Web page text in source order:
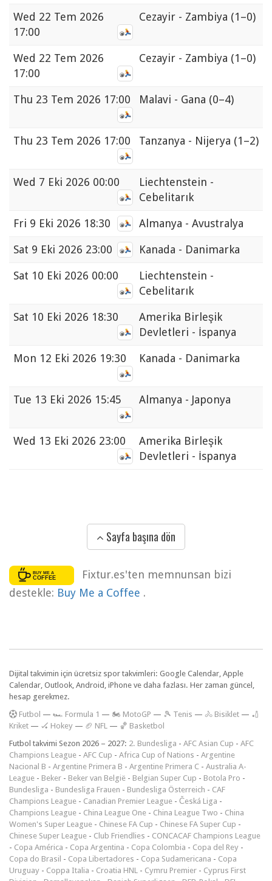
Wed 22 Tem 2026
17:00
Cezayir - Zambiya (1–0)
Wed 22 Tem 2026
17:00
Cezayir - Zambiya (1–0)
Thu 23 Tem 2026 17:00 Malavi - Gana (0–4)
Thu 23 Tem 2026 17:00 Tanzanya - Nijerya (1–2)
Wed 7 Eki 2026 00:00
Liechtenstein -
Cebelitarık
Fri 9 Eki 2026 18:30 Almanya - Avustralya
Sat 9 Eki 2026 23:00 Kanada - Danimarka
Sat 10 Eki 2026 00:00
Liechtenstein -
Cebelitarık
Sat 10 Eki 2026 18:30
Amerika Birleşik
Devletleri - İspanya
Mon 12 Eki 2026 19:30 Kanada - Danimarka
Tue 13 Eki 2026 15:45 Almanya - Japonya
Wed 13 Eki 2026 23:00
Amerika Birleşik
Devletleri - İspanya
Sayfa başına dön
Fixtur.es'ten memnunsan bizi
destekle: Buy Me a Coffee .
Dijital takvimin için ücretsiz spor takvimleri: Google Calendar, Apple
Calendar, Outlook, Android, iPhone ve daha fazlası. Her zaman güncel,
hesap gerekmez.
Futbol — 🏎️ Formula 1 — 🏍 MotoGP — 🎾 Tenis — 🚴 Bisiklet — 🏏
Kriket — 🏑 Hokey — 🏈 NFL — 🏀 Basketbol
Futbol takvimi Sezon 2026 – 2027: 2. Bundesliga - AFC Asian Cup - AFC
Champions League - AFC Cup - Africa Cup of Nations - Argentine
Nacional B - Argentine Primera B - Argentine Primera C - Australia A-
League - Beker - Beker van België - Belgian Super Cup - Botola Pro -
Bundesliga - Bundesliga Frauen - Bundesliga Österreich - CAF
Champions League - Canadian Premier League - Česká Liga -
Champions League - China League One - China League Two - China
Women's Super League - Chinese FA Cup - Chinese FA Super Cup -
Chinese Super League - Club Friendlies - CONCACAF Champions League
- Copa América - Copa Argentina - Copa Colombia - Copa del Rey -
Copa do Brasil - Copa Libertadores - Copa Sudamericana - Copa
Uruguay - Coppa Italia - Croatia HNL - Cymru Premier - Cyprus First